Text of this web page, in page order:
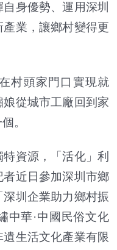
身優勢、運用深圳
業，讓鄉村變得更
村頭家門口實現就
從城市工廠回到家
。
資源，「活化」利
近日參加深圳市鄉
圳企業助力鄉村振
中華·中國民俗文化
生活文化產業有限